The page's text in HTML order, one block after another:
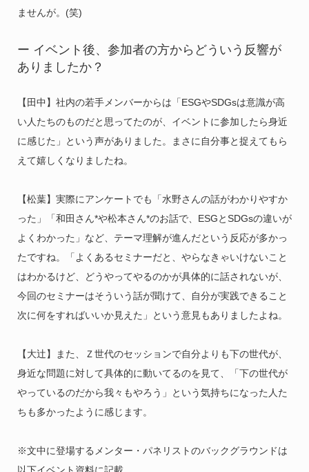
ませんが。(笑)
ー イベント後、参加者の方からどういう反響が
ありましたか？
【田中】社内の若手メンバーからは「ESGやSDGsは意識が高
い人たちのものだと思ってたのが、イベントに参加したら身近
に感じた」という声がありました。まさに自分事と捉えてもら
えて嬉しくなりましたね。
【松葉】実際にアンケートでも「水野さんの話がわかりやすか
った」「和田さん*や松本さん*のお話で、ESGとSDGsの違いが
よくわかった」など、テーマ理解が進んだという反応が多かっ
たですね。「よくあるセミナーだと、やらなきゃいけないこと
はわかるけど、どうやってやるのかが具体的に話されないが、
今回のセミナーはそういう話が聞けて、自分が実践できること
次に何をすればいいか見えた」という意見もありましたよね。
【大辻】また、Ｚ世代のセッションで自分よりも下の世代が、
身近な問題に対して具体的に動いてるのを見て、「下の世代が
やっているのだから我々もやろう」という気持ちになった人た
ちも多かったように感じます。
※文中に登場するメンター・パネリストのバックグラウンドは